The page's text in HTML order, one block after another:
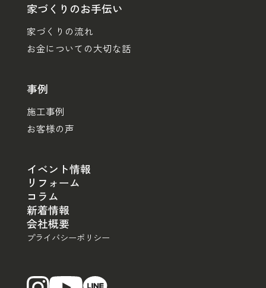
家づくりのお手伝い
家づくりの流れ
お金についての大切な話
事例
施工事例
お客様の声
イベント情報
リフォーム
コラム
新着情報
会社概要
プライバシーポリシー